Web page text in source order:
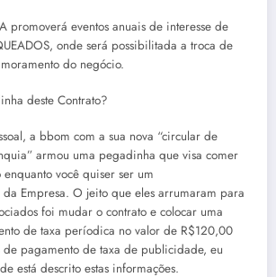
promoverá eventos anuais de interesse de
onde será possibilitada a troca de
do negócio.
deste Contrato?
a bbom com a sua nova “circular de
armou uma pegadinha que visa comer
você quiser ser um
da Empresa. O jeito que eles arrumaram para
foi mudar o contrato e colocar uma
de taxa períodica no valor de R$120,00
de pagamento de taxa de publicidade, eu
está descrito estas informações.